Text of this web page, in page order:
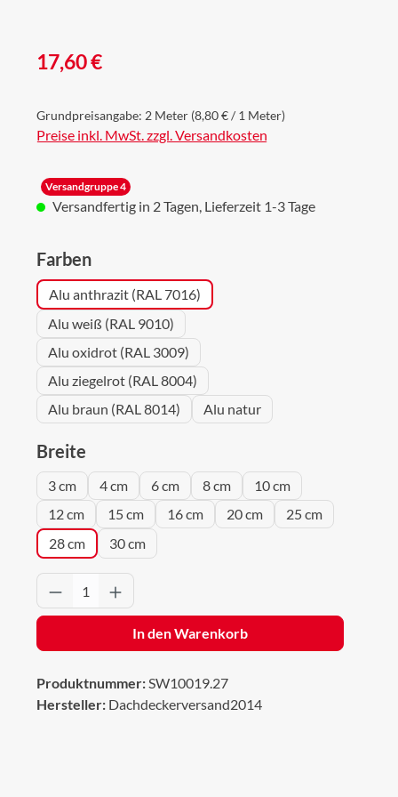
Regulärer Preis:
17,60 €
Grundpreisangabe: 2 Meter (8,80 € / 1 Meter)
Preise inkl. MwSt. zzgl. Versandkosten
Versandgruppe 4
Versandfertig in 2 Tagen, Lieferzeit 1-3 Tage
Farbenauswählen
Alu anthrazit (RAL 7016)
Alu weiß (RAL 9010)
Alu oxidrot (RAL 3009)
Alu ziegelrot (RAL 8004)
Alu braun (RAL 8014)
Alu natur
Breite
3 cm 4 cm 6 cm 8 cm
10 cm
12 cm
15 cm 16 cm 20 cm
25 cm
28 cm
30 cm
Produkt Anzahl: Gib den gewünschten
In den Warenkorb
Produktnummer:SW10019.27
Hersteller: Dachdeckerversand2014